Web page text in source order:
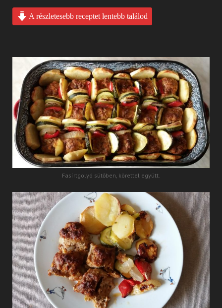
A részletesebb receptet lentebb találod
Fasírtgolyó sütőben, körettel együtt.